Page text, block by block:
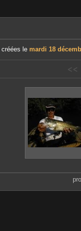
créées le mardi 18
<<